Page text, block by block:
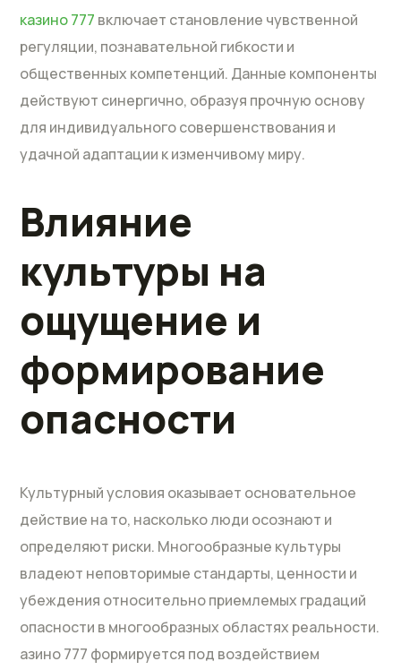
казино 777 включает становление чувственной
регуляции, познавательной гибкости и
общественных компетенций. Данные компоненты
действуют синергично, образуя прочную основу
для индивидуального совершенствования и
удачной адаптации к изменчивому миру.
Влияние
культуры на
ощущение и
формирование
опасности
Культурный условия оказывает основательное
действие на то, насколько люди осознают и
определяют риски. Многообразные культуры
владеют неповторимые стандарты, ценности и
убеждения относительно приемлемых градаций
опасности в многообразных областях реальности.
азино 777 формируется под воздействием